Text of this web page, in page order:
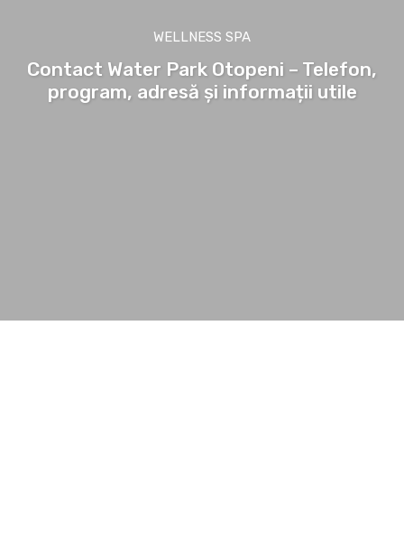
WELLNESS SPA
Contact Water Park Otopeni – Telefon,
program, adresă și informații utile